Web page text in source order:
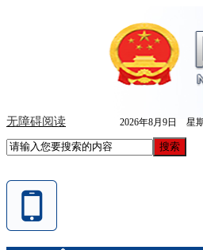
无障碍阅读 2026年8月9日 星